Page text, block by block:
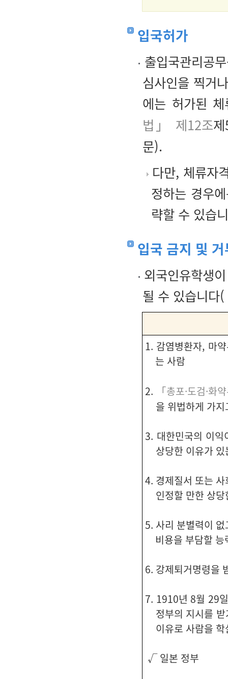
입국허가
출입국관리공
심사인을 찍거
에는 허가된
법」 제12조
문).
다만, 체류자
정하는 경우
략할 수 있습
입국 금지 및
외국인유학생
될 수 있습니다(
1. 감염병환자, 마
는 사람
2.
「총포·도검·
을 위법하게 가
3. 대한민국의 이
상당한 이유가
4. 경제질서 또는
인정할 만한 상
5. 사리 분별력이
비용을 부담할
6. 강제퇴거명령을
7. 1910년 8월 29
정부의 지시를
이유로 사람을
√ 일본 정부